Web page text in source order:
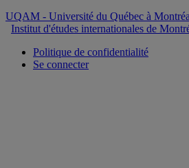
UQAM - Université du Québec à
Institut d'études internationales de
Politique de confidentialité
Se connecter